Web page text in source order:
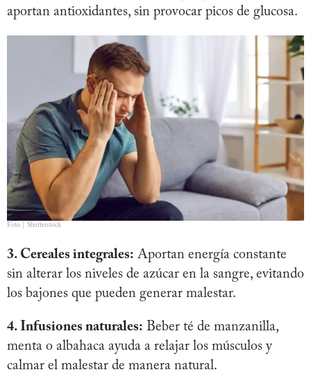
aportan antioxidantes, sin provocar picos de glucosa.
Foto | Shutterstock
3. Cereales integrales: Aportan energía constante
sin alterar los niveles de azúcar en la sangre, evitando
los bajones que pueden generar malestar.
4. Infusiones naturales: Beber té de manzanilla,
menta o albahaca ayuda a relajar los músculos y
calmar el malestar de manera natural.